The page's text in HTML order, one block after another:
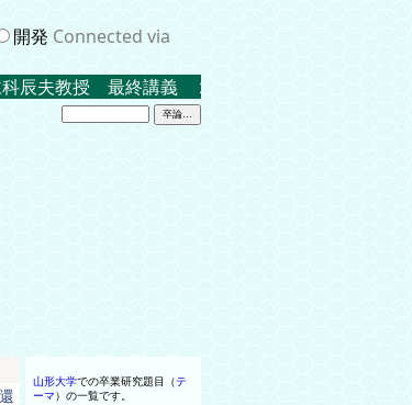
開発 Connected via
辰夫教授 最終講義 ２０２３．３．１７ 米沢キ
山形大学での卒業研究題目 （テ
ーマ） の一覧です。